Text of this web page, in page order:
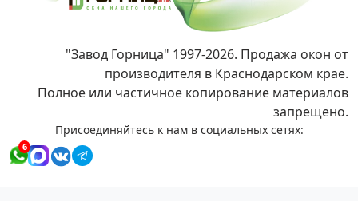
"Завод Горница" 1997-2026. Продажа окон от
производителя в Краснодарском крае.
Полное или частичное копирование материалов
запрещено.
Присоединяйтесь к нам в социальных сетях:
6